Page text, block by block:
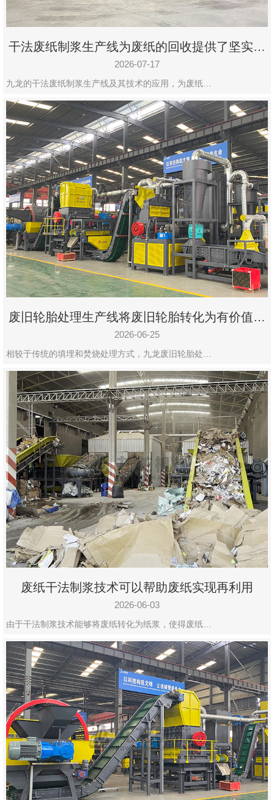
干法废纸制浆生产线为废纸的回收提供了坚实的
保障
2026-07-17
九龙的干法废纸制浆生产线及其技术的应用，为废纸…
废旧轮胎处理生产线将废旧轮胎转化为有价值的
资源
2026-06-25
相较于传统的填埋和焚烧处理方式，九龙废旧轮胎处…
废纸干法制浆技术可以帮助废纸实现再利用
2026-06-03
由于干法制浆技术能够将废纸转化为纸浆，使得废纸…